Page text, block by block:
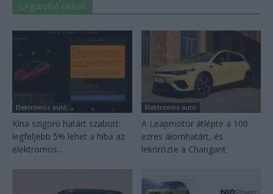
Legutolsó cikkek
Elektromos autó
Kína szigorú határt szabott:
legfeljebb 5% lehet a hiba az
elektromos...
Elektromos autó
A Leapmotor átlépte a 100
ezres álomhatárt, és
lekörözte a Changant